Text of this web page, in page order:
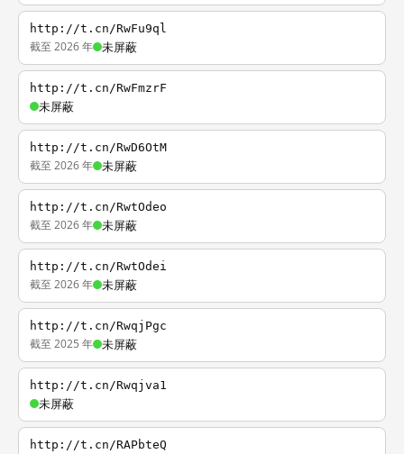
http://t.cn/RwFu9ql
截至 2026 年 未屏蔽
http://t.cn/RwFmzrF
未屏蔽
http://t.cn/RwD6OtM
截至 2026 年 未屏蔽
http://t.cn/RwtOdeo
截至 2026 年 未屏蔽
http://t.cn/RwtOdei
截至 2026 年 未屏蔽
http://t.cn/RwqjPgc
截至 2025 年 未屏蔽
http://t.cn/Rwqjva1
未屏蔽
http://t.cn/RAPbteQ